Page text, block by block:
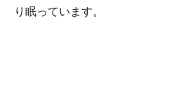
り眠っています。